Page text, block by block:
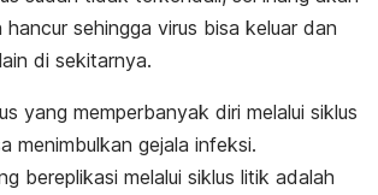
sehingga virus bisa keluar dan
di sekitarnya.
yang memperbanyak diri melalui siklus
menimbulkan gejala infeksi.
bereplikasi melalui siklus litik adalah